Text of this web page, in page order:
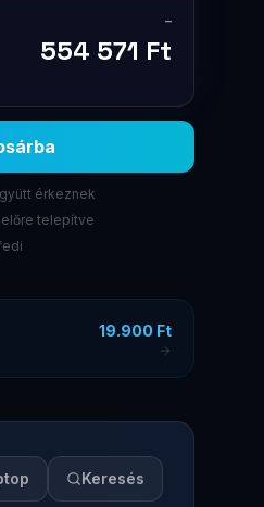
–
554 571 Ft
érkeznek
telepítve
19.900 Ft
Keresés